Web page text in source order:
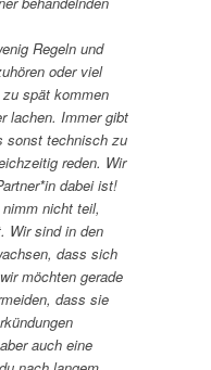
Regeln und
oder viel
spät kommen
lachen. Immer gibt
sonst technisch zu
reden. Wir
dabei ist!
nicht teil,
Wir sind in den
dass sich
möchten gerade
dass sie
auch eine